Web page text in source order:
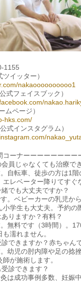
1155
イッター）
nakaoooooooooo1
式フェイスブック）
ムページ）
hks.com/
式インスタグラム）
コーナーーーーーーーー
員じゃなくても治療で
自転車、徒歩の方は1
エレベーター降りてすぐ
でも大丈夫ですか？
。ベビーカーの乳児か
学生も大丈夫。予約の
りますか？有料？
無料です（3時間）。
濡れません。
できますか？赤ちゃん
幼児の肘内障や足の捻
が施術します。
診できます？
は成功事例多数、妊娠